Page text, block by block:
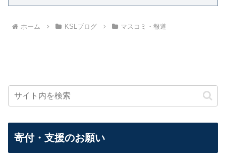
ホーム KSLブログ マスコミ・報道
寄付・支援のお願い